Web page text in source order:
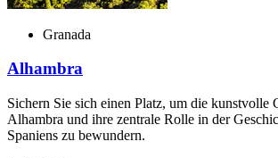
Granada
Alhambra
Sichern Sie sich einen Platz, um die kunstvolle
Alhambra und ihre zentrale Rolle in der
Spaniens zu bewundern.